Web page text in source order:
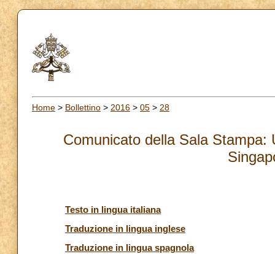
Home > Bollettino > 2016 > 05 > 28
Comunicato della Sala Stampa:
Testo in lingua italiana
Traduzione in lingua inglese
Traduzione in lingua spagnola